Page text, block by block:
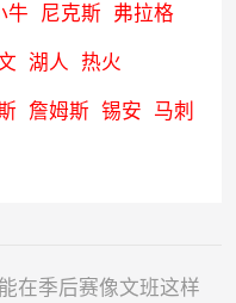
牛 尼克斯 弗拉格
湖人 热火
詹姆斯 锡安 马刺
在季后赛像文班这样